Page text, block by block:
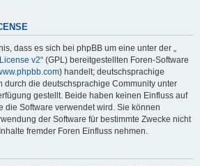
y
V
i
dass es sich bei phpBB um eine unter der „
v2“ (GPL) bereitgestellten Foren-Software
) handelt; deutschsprachige
durch die deutschsprachige Community unter
gestellt. Beide haben keinen Einfluss auf
die Software verwendet wird. Sie können
der Software für bestimmte Zwecke nicht
fremder Foren Einfluss nehmen.